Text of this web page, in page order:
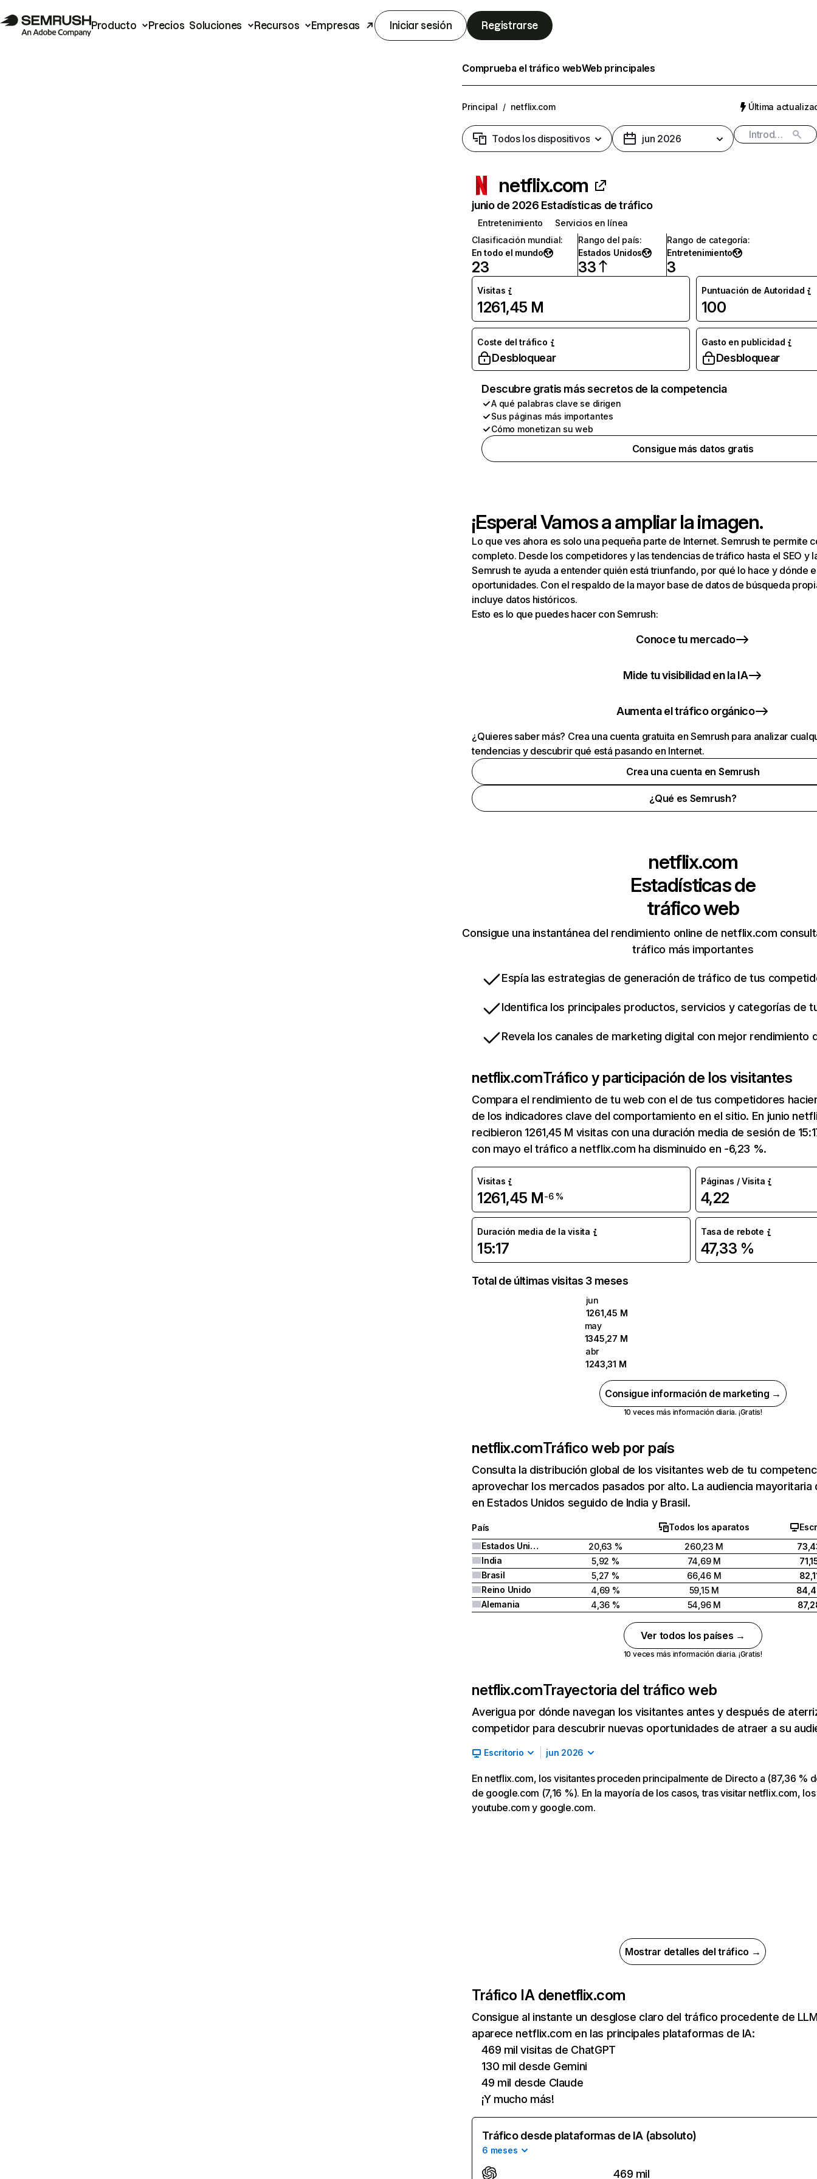
Producto Precios Soluciones Recursos Empresas Iniciar sesión Registrarse
Comprueba el tráfico webWeb principales
Principal / netflix.com Última
Todos los dispositivos jun 2026
netflix.com
junio de 2026 Estadísticas de tráfico
Entretenimiento
Servicios en línea
Clasificación mundial:
En todo el mundo
23
Rango del país:
Estados Unidos
33
Rango de categoría:
Entretenimiento
3
Visitas
1261,45 M
Puntuación de Autoridad
100
Coste del tráfico
Desbloquear
Gasto en publicidad
Desbloquear
Descubre gratis más secretos de la competencia
A qué palabras clave se dirigen
Sus páginas más importantes
Cómo monetizan su web
Consigue más datos gratis
¡Espera! Vamos a ampliar la imagen.
Lo que ves ahora es solo una pequeña parte de Internet. Semrush te permite
completo. Desde los competidores y las tendencias de tráfico hasta el SEO y
Semrush te ayuda a entender quién está triunfando, por qué lo hace y dónde
oportunidades. Con el respaldo de la mayor base de datos de búsqueda
incluye datos históricos.
Esto es lo que puedes hacer con Semrush:
Conoce tu mercado
Mide tu visibilidad en la IA
Aumenta el tráfico orgánico
¿Quieres saber más? Crea una cuenta gratuita en Semrush para analizar
tendencias y descubrir qué está pasando en Internet.
Crea una cuenta en Semrush
¿Qué es Semrush?
netflix.com
Estadísticas de
tráfico web
Consigue una instantánea del rendimiento online de netflix.com
tráfico más importantes
Espía las estrategias de generación de tráfico de tus
Identifica los principales productos, servicios y categorías de
Revela los canales de marketing digital con mejor rendimiento
netflix.comTráfico y participación de los visitantes
Compara el rendimiento de tu web con el de tus competidores
de los indicadores clave del comportamiento en el sitio. En junio
recibieron 1261,45 M visitas con una duración media de sesión de
con mayo el tráfico a netflix.com ha disminuido en -6,23 %.
Visitas
1261,45 M-6 %
Páginas / Visita
4,22
Duración media de la visita
15:17
Tasa de rebote
47,33 %
Total de últimas visitas 3 meses
jun
1261,45 M
may
1345,27 M
abr
1243,31 M
Consigue información de marketing →
10 veces más información diaria. ¡Gratis!
netflix.comTráfico web por país
Consulta la distribución global de los visitantes web de tu
aprovechar los mercados pasados por alto. La audiencia
en Estados Unidos seguido de India y Brasil.
País Todos los aparatos
Estados Unidos
20,63 % 260,23 M
India
5,92 % 74,69 M
Brasil
5,27 % 66,46 M
Reino Unido
4,69 % 59,15 M
Alemania
4,36 % 54,96 M
Ver todos los países →
10 veces más información diaria. ¡Gratis!
netflix.comTrayectoria del tráfico web
Averigua por dónde navegan los visitantes antes y después de
competidor para descubrir nuevas oportunidades de atraer a su
Escritorio jun 2026
En netflix.com, los visitantes proceden principalmente de Directo a (87,36 %
de google.com (7,16 %). En la mayoría de los casos, tras visitar netflix.com,
youtube.com y google.com.
Mostrar detalles del tráfico →
Tráfico IA denetflix.com
Consigue al instante un desglose claro del tráfico procedente de
aparece netflix.com en las principales plataformas de IA:
469 mil visitas de ChatGPT
130 mil desde Gemini
49 mil desde Claude
¡Y mucho más!
Tráfico desde plataformas de IA (absoluto)
6 meses
469 mil